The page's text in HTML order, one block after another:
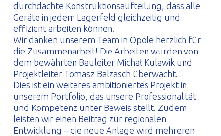
durchdachte Konstruktionsaufteilung, dass alle
Geräte in jedem Lagerfeld gleichzeitig und
effizient arbeiten können.
Wir danken unserem Team in Opole herzlich für
die Zusammenarbeit! Die Arbeiten wurden von
dem bewährten Bauleiter Michał Kulawik und
Projektleiter Tomasz Balzasch überwacht.
Dies ist ein weiteres ambitioniertes Projekt in
unserem Portfolio, das unsere Professionalität
und Kompetenz unter Beweis stellt. Zudem
leisten wir einen Beitrag zur regionalen
Entwicklung – die neue Anlage wird mehreren